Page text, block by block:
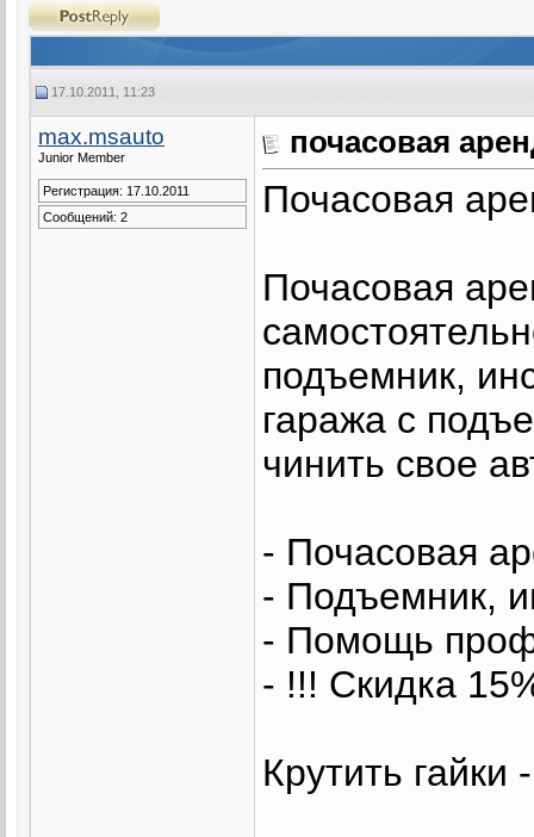
17.10.2011, 11:23
max.msauto
Junior Member
Регистрация: 17.10.2011
Сообщений: 2
почасовая
Почасовая
Почасовая
подъемник,
гаража с
чинить свое
- Почасовая
- Подъемник,
- Помощь
- !!! Скидка
Крутить гайки